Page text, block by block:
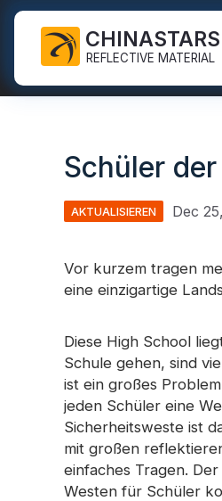
CHINASTARS
REFLECTIVE MATERIAL
Industrielles
FR-Reflektorband
Logo
Reflektierendes Band
Reflektierende
Reflektierendes Garn
Prismatisches
Im dunklen Material
leuchtet
Stoff
Silberner reflektierender
Stoff
Farbreflektierender
Reflektierender Stoff
Farbverlauf
Perforierter
Stoff
Warnschutzjacken
Sicherheitshosen
Sicherheitshemden
Sweatshirts
Sicherheitsoveralls
Neue Produkte
Video
Katalog
Internationale
Quicklinks:
Schüler
AKTUALISIEREN Dec
Vor kurzem tragen
eine einzigartige
Diese High School
Schule gehen, sind
ist ein großes
jeden Schüler eine
Sicherheitsweste ist
mit großen
einfaches Tragen.
Westen für Schüler